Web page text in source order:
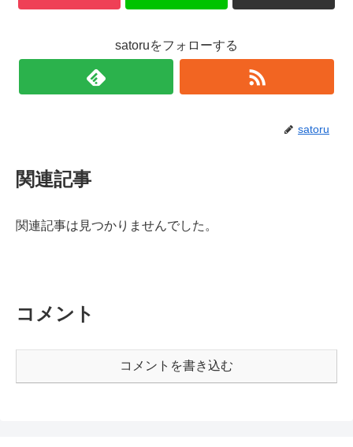
satoruをフォローする
satoru
関連記事
関連記事は見つかりませんでした。
コメント
コメントを書き込む